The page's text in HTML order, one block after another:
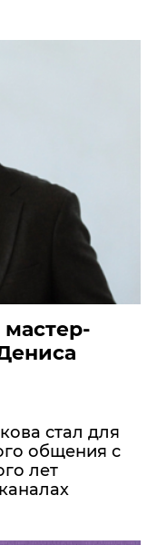
стал для
общения с
лет